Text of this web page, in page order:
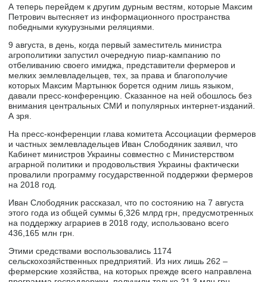
А теперь перейдем к другим дурным вестям, которые Максим
Петрович вытесняет из информационного пространства
победными кукурузными реляциями.
9 августа, в день, когда первый заместитель министра
агрополитики запустил очередную пиар-кампанию по
отбеливанию своего имиджа, представители фермеров и
мелких землевладельцев, тех, за права и благополучие
которых Максим Мартынюк борется одним лишь языком,
давали пресс-конференцию. Сказанное на ней обошлось без
внимания центральных СМИ и популярных интернет-изданий.
А зря.
На пресс-конференции глава комитета Ассоциации фермеров
и частных землевладельцев Иван Слободяник заявил, что
Кабинет министров Украины совместно с Министерством
аграрной политики и продовольствия Украины фактически
провалили программу государственной поддержки фермеров
на 2018 год.
Иван Слободяник рассказал, что по состоянию на 7 августа
этого года из общей суммы 6,326 млрд грн, предусмотренных
на поддержку аграриев в 2018 году, использовано всего
436,165 млн грн.
Этими средствами воспользовались 1174
сельскохозяйственных предприятий. Из них лишь 262 –
фермерские хозяйства, на которых прежде всего направлена